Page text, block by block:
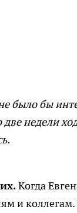
было бы
две недели
Когда
и